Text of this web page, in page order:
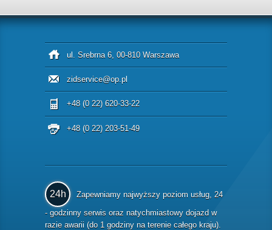
ul. Srebrna 6, 00-810 Warszawa
zidservice@op.pl
+48 (0 22) 620-33-22
+48 (0 22) 203-51-49
24h
Zapewniamy najwyższy poziom usług, 24
- godzinny serwis oraz natychmiastowy dojazd w
razie awarii (do 1 godziny na terenie całego kraju).